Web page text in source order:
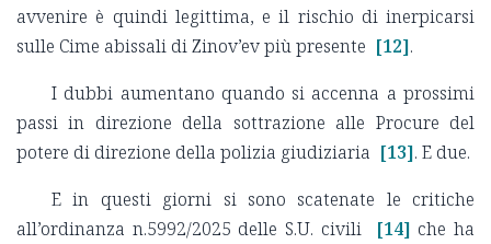
avvenire è quindi legittima, e il rischio di inerpicarsi
sulle Cime abissali di Zinov’ev più presente [12].
I dubbi aumentano quando si accenna a prossimi
passi in direzione della sottrazione alle Procure del
potere di direzione della polizia giudiziaria [13]. E due.
E in questi giorni si sono scatenate le critiche
all’ordinanza n.5992/2025 delle S.U. civili
[14] che ha